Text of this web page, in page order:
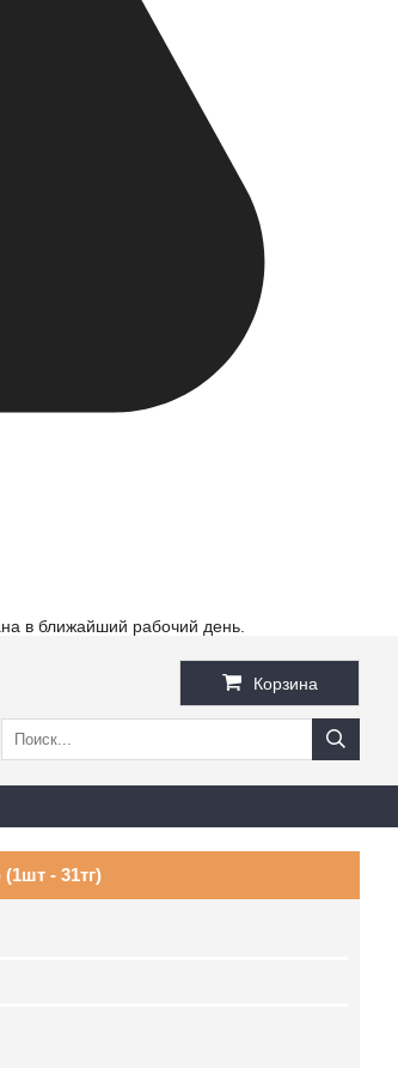
в ближайший рабочий день.
Корзина
- 31тг)